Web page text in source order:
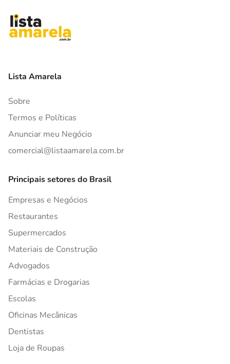
Lista Amarela
Sobre
Termos e Políticas
Anunciar meu Negócio
comercial@listaamarela.com.br
Principais setores do Brasil
Empresas e Negócios
Restaurantes
Supermercados
Materiais de Construção
Advogados
Farmácias e Drogarias
Escolas
Oficinas Mecânicas
Dentistas
Loja de Roupas